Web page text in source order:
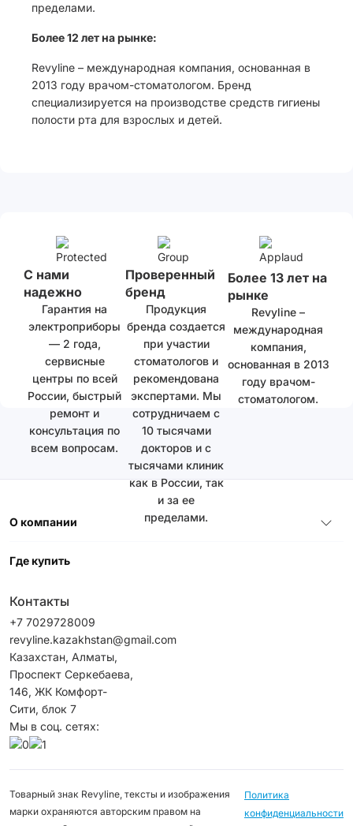
пределами.
Более 12 лет на рынке:
Revyline – международная компания, основанная в
2013 году врачом-стоматологом. Бренд
специализируется на производстве средств гигиены
полости рта для взрослых и детей.
С нами
надежно
Гарантия на
электроприборы
— 2 года,
сервисные
центры по всей
России, быстрый
ремонт и
консультация по
всем вопросам.
Проверенный
бренд
Продукция
бренда создается
при участии
стоматологов и
рекомендована
экспертами. Мы
сотрудничаем с
10 тысячами
докторов и с
тысячами клиник
как в России, так
и за ее
пределами.
Более 13 лет на
рынке
Revyline –
международная
компания,
основанная в 2013
году врачом-
стоматологом.
О компании
Где купить
Контакты
+7 7029728009
revyline.kazakhstan@gmail.com
Казахстан, Алматы,
Проспект Серкебаева,
146, ЖК Комфорт-
Сити, блок 7
Мы в соц. сетях:
Товарный знак Revyline, тексты и изображения
марки охраняются авторским правом на
Политика
конфиденциальности